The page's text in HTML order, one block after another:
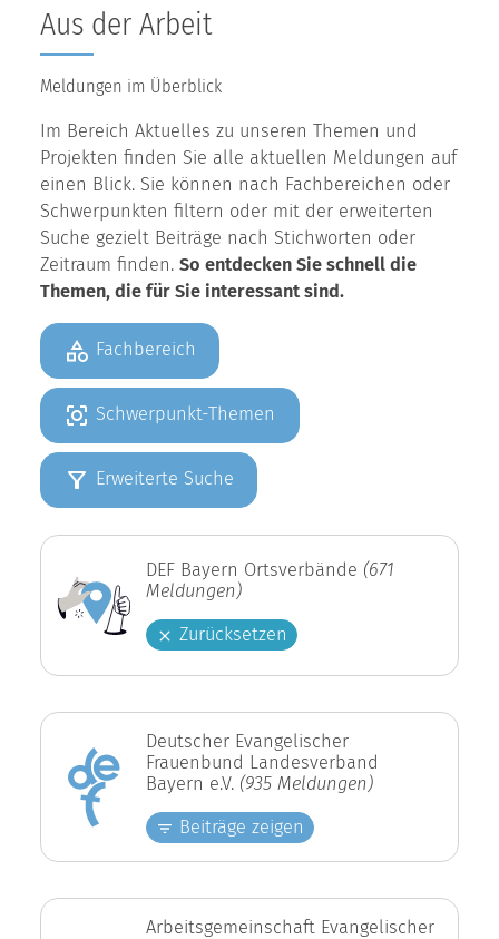
Aus der Arbeit
Meldungen im Überblick
Im Bereich Aktuelles zu unseren Themen und
Projekten finden Sie alle aktuellen Meldungen auf
einen Blick. Sie können nach Fachbereichen oder
Schwerpunkten filtern oder mit der erweiterten
Suche gezielt Beiträge nach Stichworten oder
Zeitraum finden. So entdecken Sie schnell die
Themen, die für Sie interessant sind.
Fachbereich
Schwerpunkt-Themen
Erweiterte Suche
DEF Bayern Ortsverbände (671
Meldungen)
Zurücksetzen
Deutscher Evangelischer
Frauenbund Landesverband
Bayern e.V. (935 Meldungen)
Beiträge zeigen
Arbeitsgemeinschaft Evangelischer